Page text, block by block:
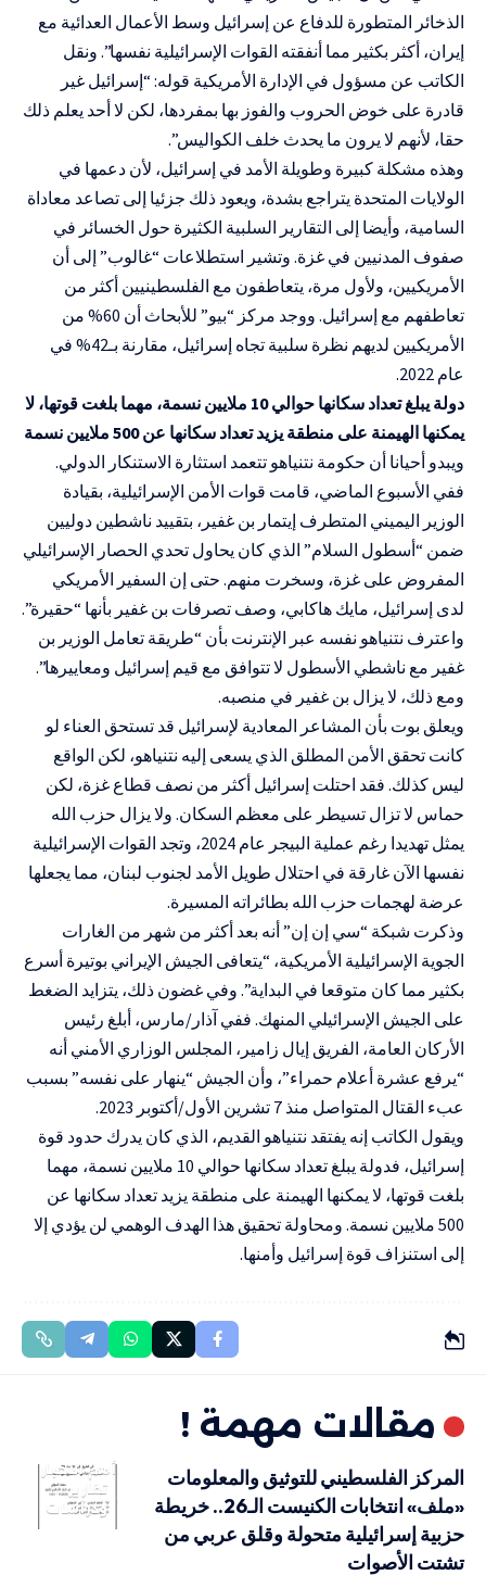
الذخائر المتطورة للدفاع عن إسرائيل وسط الأعمال العدائية مع
إيران، أكثر بكثير مما أنفقته القوات الإسرائيلية نفسها”. ونقل
الكاتب عن مسؤول في الإدارة الأمريكية قوله: “إسرائيل غير
قادرة على خوض الحروب والفوز بها بمفردها، لكن لا أحد يعلم ذلك
حقا، لأنهم لا يرون ما يحدث خلف الكواليس”.
وهذه مشكلة كبيرة وطويلة الأمد في إسرائيل، لأن دعمها في
الولايات المتحدة يتراجع بشدة، ويعود ذلك جزئيا إلى تصاعد معاداة
السامية، وأيضا إلى التقارير السلبية الكثيرة حول الخسائر في
صفوف المدنيين في غزة. وتشير استطلاعات “غالوب” إلى أن
الأمريكيين، ولأول مرة، يتعاطفون مع الفلسطينيين أكثر من
تعاطفهم مع إسرائيل. ووجد مركز “بيو” للأبحاث أن 60% من
الأمريكيين لديهم نظرة سلبية تجاه إسرائيل، مقارنة بـ42% في
عام 2022.
دولة يبلغ تعداد سكانها حوالي 10 ملايين نسمة، مهما بلغت قوتها، لا
يمكنها الهيمنة على منطقة يزيد تعداد سكانها عن 500 ملايين نسمة
ويبدو أحيانا أن حكومة نتنياهو تتعمد استثارة الاستنكار الدولي.
ففي الأسبوع الماضي، قامت قوات الأمن الإسرائيلية، بقيادة
الوزير اليميني المتطرف إيتمار بن غفير، بتقييد ناشطين دوليين
ضمن “أسطول السلام” الذي كان يحاول تحدي الحصار الإسرائيلي
المفروض على غزة، وسخرت منهم. حتى إن السفير الأمريكي
لدى إسرائيل، مايك هاكابي، وصف تصرفات بن غفير بأنها “حقيرة”.
واعترف نتنياهو نفسه عبر الإنترنت بأن “طريقة تعامل الوزير بن
غفير مع ناشطي الأسطول لا تتوافق مع قيم إسرائيل ومعاييرها”.
ومع ذلك، لا يزال بن غفير في منصبه.
ويعلق بوت بأن المشاعر المعادية لإسرائيل قد تستحق العناء لو
كانت تحقق الأمن المطلق الذي يسعى إليه نتنياهو، لكن الواقع
ليس كذلك. فقد احتلت إسرائيل أكثر من نصف قطاع غزة، لكن
حماس لا تزال تسيطر على معظم السكان. ولا يزال حزب الله
يمثل تهديدا رغم عملية البيجر عام 2024، وتجد القوات الإسرائيلية
نفسها الآن غارقة في احتلال طويل الأمد لجنوب لبنان، مما يجعلها
عرضة لهجمات حزب الله بطائراته المسيرة.
وذكرت شبكة “سي إن إن” أنه بعد أكثر من شهر من الغارات
الجوية الإسرائيلية الأمريكية، “يتعافى الجيش الإيراني بوتيرة أسرع
بكثير مما كان متوقعا في البداية”. وفي غضون ذلك، يتزايد الضغط
على الجيش الإسرائيلي المنهك. ففي آذار/مارس، أبلغ رئيس
الأركان العامة، الفريق إيال زامير، المجلس الوزاري الأمني أنه
“يرفع عشرة أعلام حمراء”، وأن الجيش “ينهار على نفسه” بسبب
عبء القتال المتواصل منذ 7 تشرين الأول/أكتوبر 2023.
ويقول الكاتب إنه يفتقد نتنياهو القديم، الذي كان يدرك حدود قوة
إسرائيل، فدولة يبلغ تعداد سكانها حوالي 10 ملايين نسمة، مهما
بلغت قوتها، لا يمكنها الهيمنة على منطقة يزيد تعداد سكانها عن
500 ملايين نسمة. ومحاولة تحقيق هذا الهدف الوهمي لن يؤدي إلا
إلى استنزاف قوة إسرائيل وأمنها.
مقالات مهمة !
أهم الاخبار
تقارير
ودراسات
المركز الفلسطيني للتوثيق والمعلومات
«ملف» انتخابات الكنيست الـ26.. خريطة
حزبية إسرائيلية متحولة وقلق عربي من
تشتت الأصوات